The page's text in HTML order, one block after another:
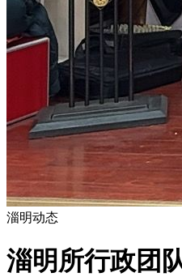
淄明动态
淄明所行政团